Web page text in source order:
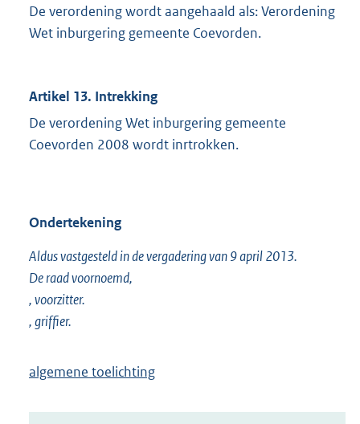
De verordening wordt aangehaald als: Verordening
Wet inburgering gemeente Coevorden.
Artikel 13. Intrekking
De verordening Wet inburgering gemeente
Coevorden 2008 wordt inrtrokken.
Ondertekening
Aldus vastgesteld in de vergadering van 9 april 2013.
De raad voornoemd,
, voorzitter.
, griffier.
algemene toelichting